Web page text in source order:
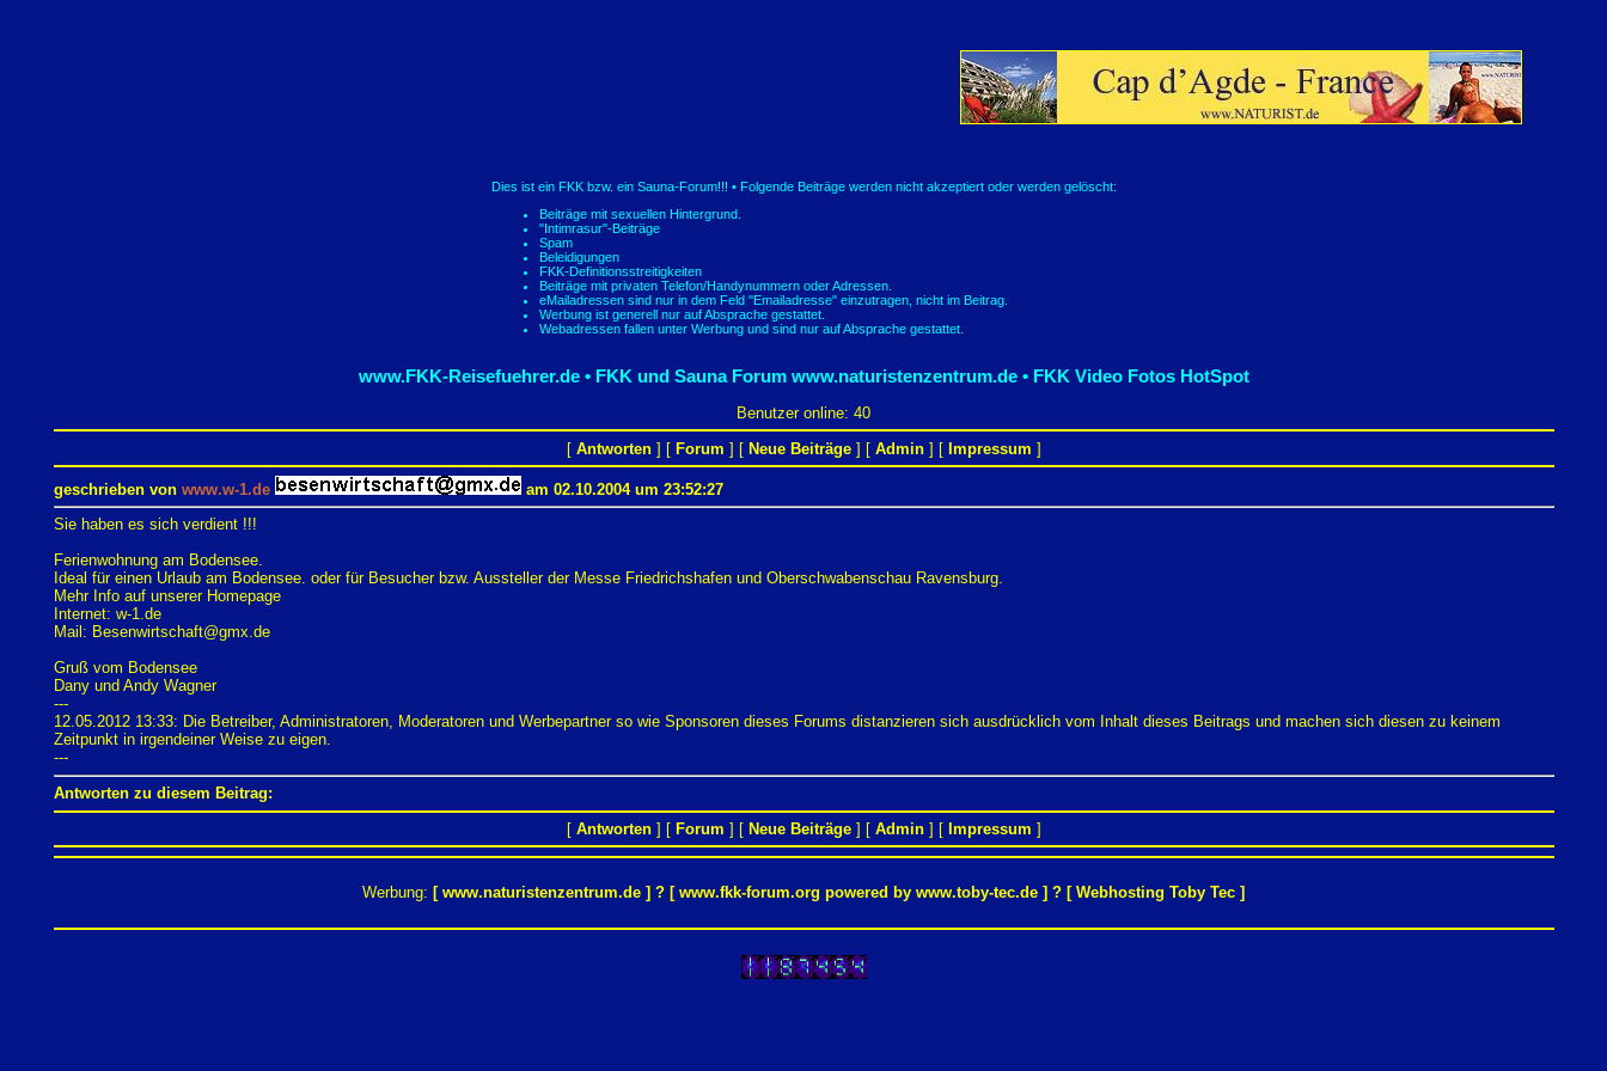
Dies ist ein FKK bzw. ein Sauna-Forum!!! • Folgende Beiträge werden nicht akzeptiert oder werden gelöscht:
Beiträge mit sexuellen Hintergrund.
"Intimrasur"-Beiträge
Spam
Beleidigungen
FKK-Definitionsstreitigkeiten
Beiträge mit privaten Telefon/Handynummern oder Adressen.
eMailadressen sind nur in dem Feld "Emailadresse" einzutragen, nicht im Beitrag.
Werbung ist generell nur auf Absprache gestattet.
Webadressen fallen unter Werbung und sind nur auf Absprache gestattet.
www.FKK-Reisefuehrer.de • FKK und Sauna Forum www.naturistenzentrum.de • FKK Video Fotos HotSpot
Benutzer online: 40
[ Antworten] [ Forum ] [ Neue Beiträge] [ Admin] [ Impressum ]
geschrieben von www.w-1.de
am 02.10.2004 um 23:52:27
Sie haben es sich verdient !!!
Ferienwohnung am Bodensee.
Ideal für einen Urlaub am Bodensee. oder für Besucher bzw. Aussteller der Messe Friedrichshafen und Oberschwabenschau Ravensburg.
Mehr Info auf unserer Homepage
Internet: w-1.de
Mail: Besenwirtschaft@gmx.de
Gruß vom Bodensee
Dany und Andy Wagner
---
12.05.2012 13:33: Die Betreiber, Administratoren, Moderatoren und Werbepartner so wie Sponsoren dieses Forums distanzieren sich ausdrücklich vom Inhalt dieses Beitrags und machen sich diesen zu keinem
Zeitpunkt in irgendeiner Weise zu eigen.
---
Antworten zu diesem Beitrag:
[ Antworten] [ Forum ] [ Neue Beiträge] [ Admin] [ Impressum ]
Werbung: [ www.naturistenzentrum.de ] ? [ www.fkk-forum.org powered by www.toby-tec.de ] ? [ Webhosting Toby Tec ]